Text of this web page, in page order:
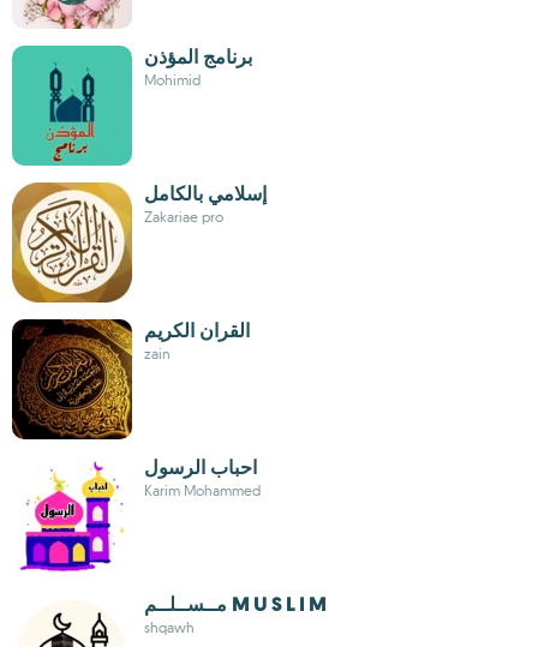
برنامج المؤذن
Mohimid
إسلامي بالكامل
Zakariae pro
القران الكريم
zain
احباب الرسول
Karim Mohammed
مــســلــم M U S L I M
shqawh